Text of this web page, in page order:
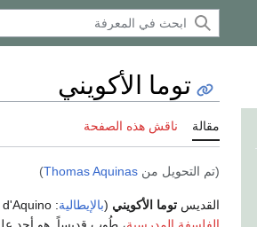
توما الأكويني
مقالة ناقش هذه الصفحة
(تم التحويل من Thomas Aquinas
)
القديس توما الأكويني (بالإيطالية: Tommaso d'Aquino)